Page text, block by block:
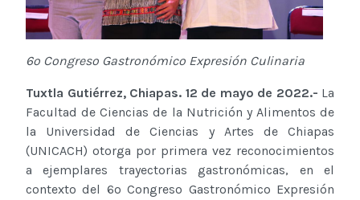
6o Congreso Gastronómico Expresión Culinaria
Tuxtla Gutiérrez, Chiapas. 12 de mayo de 2022.- La
Facultad de Ciencias de la Nutrición y Alimentos de
la Universidad de Ciencias y Artes de Chiapas
(UNICACH) otorga por primera vez reconocimientos
a ejemplares trayectorias gastronómicas, en el
contexto del 6o Congreso Gastronómico Expresión